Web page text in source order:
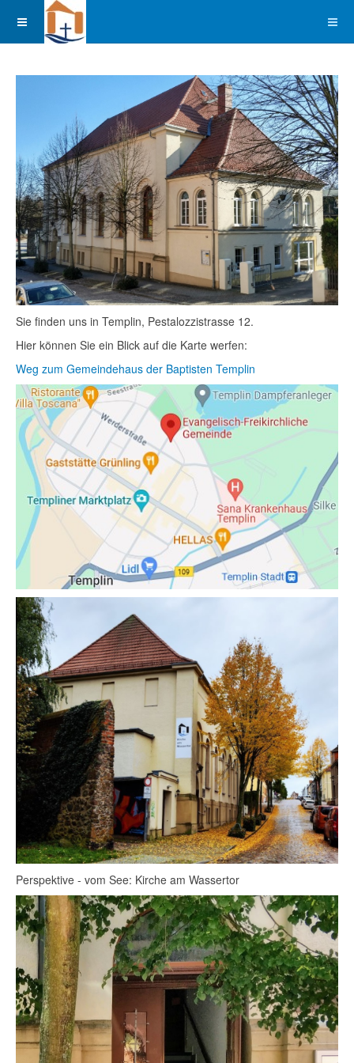
Sie finden uns in Templin, Pestalozzistrasse 12.
Hier können Sie ein Blick auf die Karte werfen:
Weg zum Gemeindehaus der Baptisten Templin
Perspektive - vom See: Kirche am Wassertor